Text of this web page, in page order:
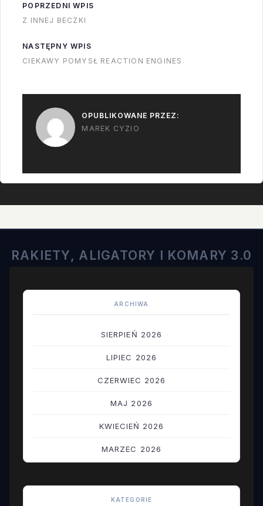
POPRZEDNI WPIS
Z INNEJ BECZKI
NASTĘPNY WPIS
CIEKAWY POMYSŁ REACTION ENGINES
OPUBLIKOWANE PRZEZ:
MAREK CYZIO
RAKIETY, ALIGATORY I KOMARY 3.0
ARCHIWA
SIERPIEŃ 2026
LIPIEC 2026
CZERWIEC 2026
MAJ 2026
KWIECIEŃ 2026
MARZEC 2026
KATEGORIE